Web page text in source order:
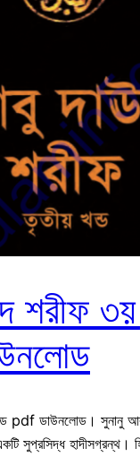
শরীফ ৩য়
pdf ডাউনলোড। সুনানু
সুপ্রসিদ্ধ হাদীসগ্রন্থ।